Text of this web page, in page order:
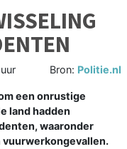
Bron: Politie.nl
een onrustige
land hadden
waaronder